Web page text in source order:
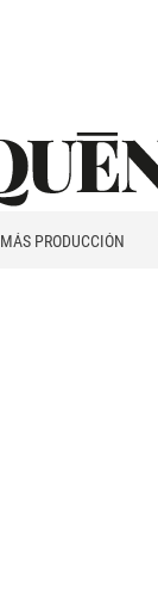
MÁS PRODUCCIÓN